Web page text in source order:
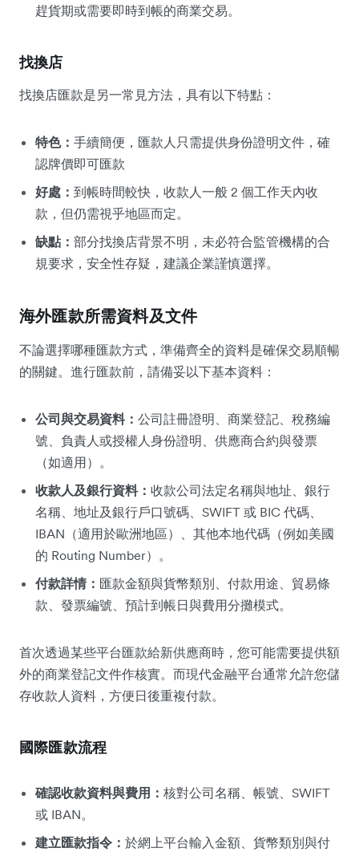
趕貨期或需要即時到帳的商業交易。
找換店
找換店匯款是另一常見方法，具有以下特點：
特色： 手續簡便，匯款人只需提供身份證明文件，確
認牌價即可匯款
好處： 到帳時間較快，收款人一般 2 個工作天內收
款，但仍需視乎地區而定。
缺點： 部分找換店背景不明，未必符合監管機構的合
規要求，安全性存疑，建議企業謹慎選擇。
海外匯款所需資料及文件
不論選擇哪種匯款方式，準備齊全的資料是確保交易順暢
的關鍵。進行匯款前，請備妥以下基本資料：
公司與交易資料： 公司註冊證明、商業登記、稅務編
號、負責人或授權人身份證明、供應商合約與發票
（如適用）。
收款人及銀行資料： 收款公司法定名稱與地址、銀行
名稱、地址及銀行戶口號碼、SWIFT 或 BIC 代碼、
IBAN（適用於歐洲地區）、其他本地代碼（例如美國
的 Routing Number）。
付款詳情： 匯款金額與貨幣類別、付款用途、貿易條
款、發票編號、預計到帳日與費用分攤模式。
首次透過某些平台匯款給新供應商時，您可能需要提供額
外的商業登記文件作核實。而現代金融平台通常允許您儲
存收款人資料，方便日後重複付款。
國際匯款流程
確認收款資料與費用： 核對公司名稱、帳號、SWIFT
或 IBAN。
建立匯款指令： 於網上平台輸入金額、貨幣類別與付